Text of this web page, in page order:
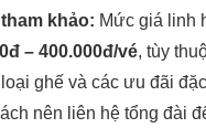
khảo: Mức giá linh
– 400.000đ/vé, tùy
ghế và các ưu đãi
nên liên hệ tổng đài